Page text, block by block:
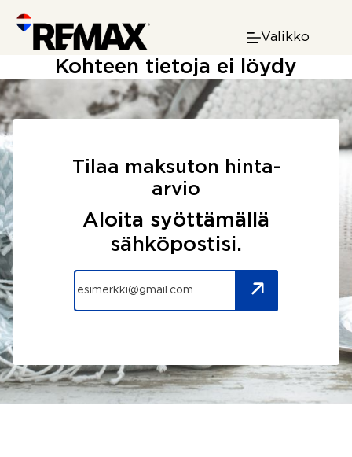
content
Valikko
Kohteen tietoja ei löydy
Tilaa maksuton hinta-
arvio
Aloita syöttämällä
sähköpostisi.